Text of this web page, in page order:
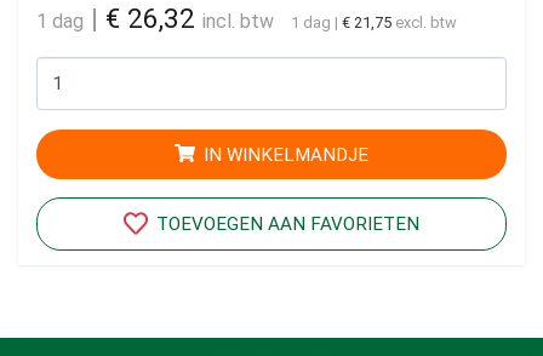
1 dag | € 26,32 incl. btw 1 dag | € 21,75 excl. btw
IN WINKELMANDJE
TOEVOEGEN AAN FAVORIETEN